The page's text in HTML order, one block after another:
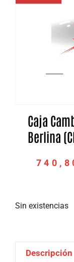
Caja
Berlina
Sin existencias
Descripción